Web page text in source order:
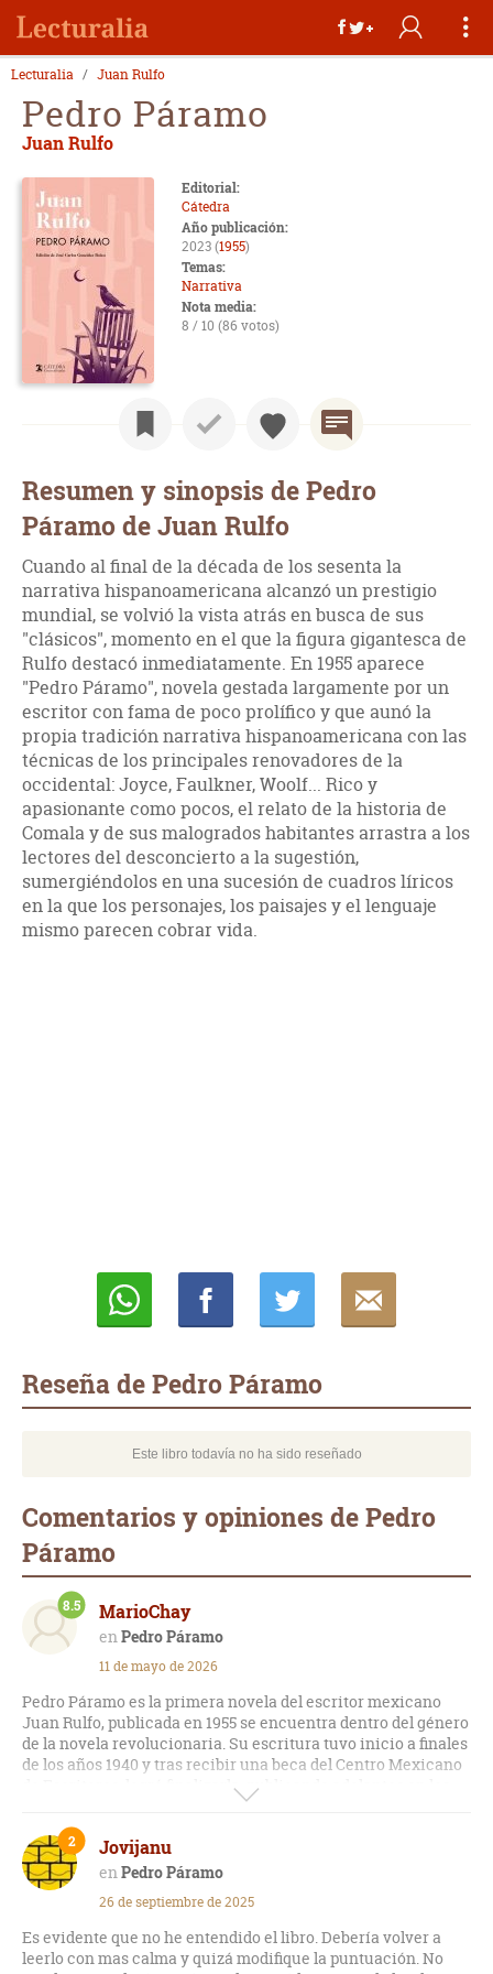
Lecturalia Juan Rulfo
Pedro Páramo
Juan Rulfo
Editorial:
Cátedra
Año publicación:
2023 (1955)
Temas:
Narrativa
Nota media:
8 / 10 (86 votos)
Resumen y sinopsis de Pedro
Páramo de Juan Rulfo
Cuando al final de la década de los sesenta la
narrativa hispanoamericana alcanzó un prestigio
mundial, se volvió la vista atrás en busca de sus
"clásicos", momento en el que la figura gigantesca de
Rulfo destacó inmediatamente. En 1955 aparece
"Pedro Páramo", novela gestada largamente por un
escritor con fama de poco prolífico y que aunó la
propia tradición narrativa hispanoamericana con las
técnicas de los principales renovadores de la
occidental: Joyce, Faulkner, Woolf... Rico y
apasionante como pocos, el relato de la historia de
Comala y de sus malogrados habitantes arrastra a los
lectores del desconcierto a la sugestión,
sumergiéndolos en una sucesión de cuadros líricos
en la que los personajes, los paisajes y el lenguaje
mismo parecen cobrar vida.
Reseña de Pedro Páramo
Este libro todavía no ha sido reseñado
Comentarios y opiniones de Pedro
Páramo
MarioChay
Pedro Páramo
8.5
11 de mayo de 2026
Pedro Páramo es la primera novela del escritor mexicano
Juan Rulfo, publicada en 1955 se encuentra dentro del género
de la novela revolucionaria. Su escritura tuvo inicio a finales
de los años 1940 y tras recibir una beca del Centro Mexicano
de Escritores, logró finalizarla, publicando adelantos en los
En la obra seguimos a Juan Preciado, quien en los últimos
respiros de su madre Dolores Preciado, esta le indica que
vaya al pueblo de Comala, a reclamarle todo lo que no les dio
Pedro Páramo, su padre. En camino a Comala, divisa a una
persona y decide pedirle indicaciones, ahora los dos iban
camino a Comala y al darse cuenta de esto, el arriendo decide
Jovijanu
Pedro Páramo
2
26 de septiembre de 2025
Es evidente que no he entendido el libro. Debería volver a
leerlo con mas calma y quizá modifique la puntuación. No